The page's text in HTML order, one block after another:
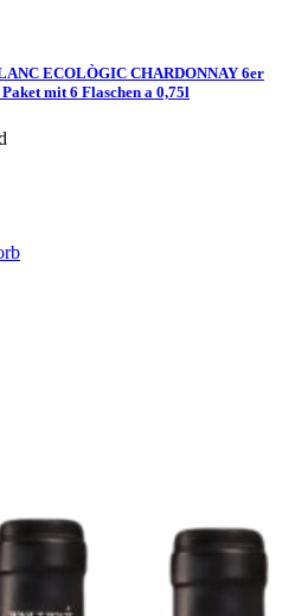
ECOLÒGIC CHARDONNAY 6er
mit 6 Flaschen a 0,75l